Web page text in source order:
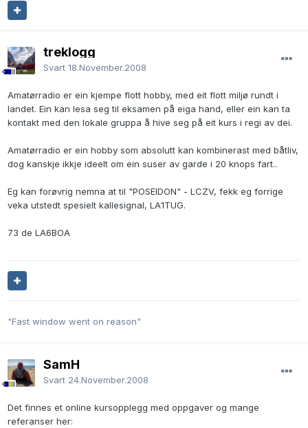
treklogg
Svart 18.November.2008
Amatørradio er ein kjempe flott hobby, med eit flott miljø rundt i
landet. Ein kan lesa seg til eksamen på eiga hand, eller ein kan ta
kontakt med den lokale gruppa å hive seg på eit kurs i regi av dei.
Amatørradio er ein hobby som absolutt kan kombinerast med båtliv,
dog kanskje ikkje ideelt om ein suser av garde i 20 knops fart..
Eg kan forøvrig nemna at til "POSEIDON" - LCZV, fekk eg forrige
veka utstedt spesielt kallesignal, LA1TUG.
73 de LA6BOA
"Fast window went on reason"
SamH
Svart 24.November.2008
Det finnes et online kursopplegg med oppgaver og mange
referanser her: